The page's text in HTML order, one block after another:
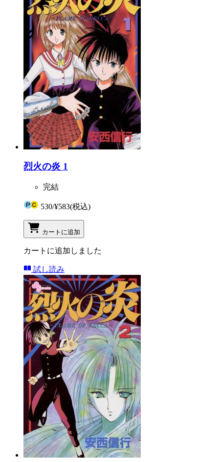
烈火の炎 1
完結
530/¥583(税込)
カートに追加
カートに追加しました
試し読み